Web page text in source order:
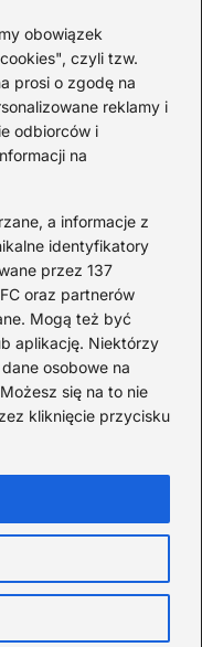
obowiązek
czyli tzw.
prosi o zgodę na
reklamy i
odbiorców i
na
a informacje z
identyfikatory
przez 137
oraz partnerów
Mogą też być
aplikację. Niektórzy
osobowe na
się na to nie
kliknięcie przycisku
o
o
o
o
Prywatność Kontakt